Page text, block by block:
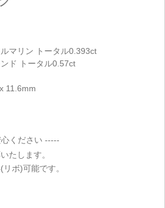
マリン トータル0.393ct
ド トータル0.57ct
11.6mm
ください -----
たします。
ボ)可能です。